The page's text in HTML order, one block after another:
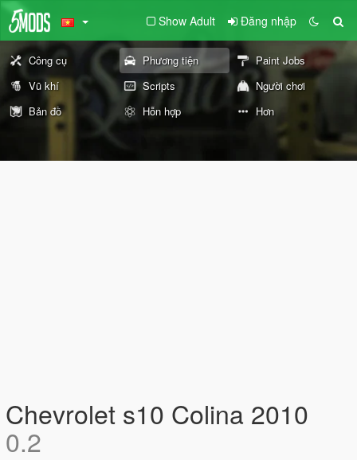
Show Adult Đăng nhập
Công cụ Phương tiện
Paint Jobs
Vũ khí
Scripts
Người chơi
Bản đồ
Hỗn hợp Hơn
Chevrolet s10 Colina 2010
0.2